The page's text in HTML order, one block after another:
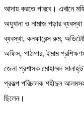
আদায় করতে পারবে। এখানে
অযুখানা ও নামাজ পড়ার
ব্যবস্থা, কনফারেন্স রুম,
অফিস, পাঠাগার, ইমাম
জেলা প্রশাসক মোহাম্মদ
প্রকল্প পরিচালক শহীদুল আলমসহ
ছিলেন।